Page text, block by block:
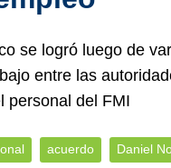
se logró luego de
entre las
personal del FMI
acuerdo Daniel